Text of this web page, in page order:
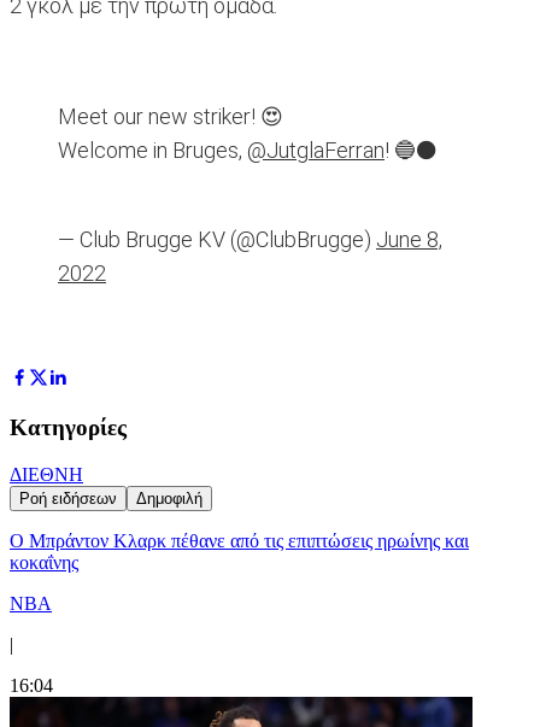
2 γκολ με την πρώτη ομάδα.
Meet our new striker! 😍
Welcome in Bruges, @JutglaFerran! 🔵⚫
— Club Brugge KV (@ClubBrugge) June 8,
2022
Κατηγορίες
ΔΙΕΘΝΗ
Ροή ειδήσεων Δημοφιλή
Ο Μπράντον Κλαρκ πέθανε από τις επιπτώσεις ηρωίνης και
κοκαΐνης
NBA
|
16:04